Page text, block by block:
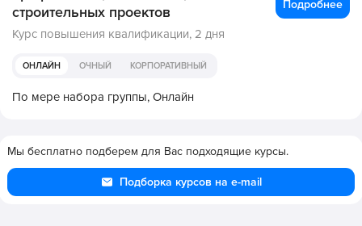
строительных проектов
Курс повышения квалификации, 2 дня
ОНЛАЙН ОЧНЫЙ КОРПОРАТИВНЫЙ
По мере набора группы, Онлайн
Подробнее
Мы бесплатно подберем для Вас подходящие курсы.
Подборка курсов на e-mail